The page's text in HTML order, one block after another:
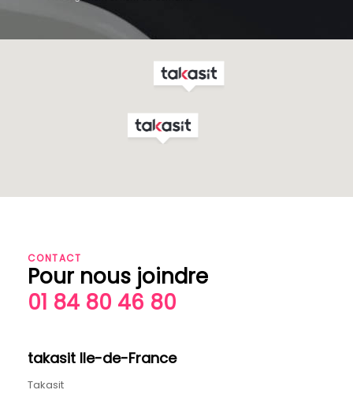
CONTACT
Pour nous joindre
01 84 80 46 80
takasit Ile-de-France
Takasit